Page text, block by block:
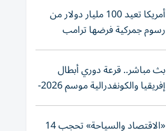
أمريكا تعيد 100 مليار دولار من
رسوم جمركية فرضها ترامب
بث مباشر.. قرعة دوري أبطال
إفريقيا والكونفدرالية موسم 2026-
2027
«الاقتصاد والسياحة» تحجب 14